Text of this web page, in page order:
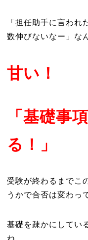
「担任助手に言われ
数伸びないなー」な
甘い！
「基礎事
る！」
受験が終わるまでこ
うかで合否は変わっ
基礎を疎かにしてい
ね。